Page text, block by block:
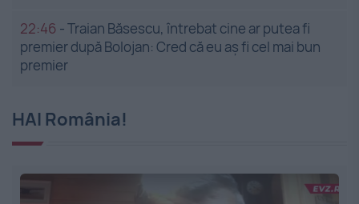
22:46 -Traian Băsescu, întrebat cine ar putea fi
premier după Bolojan: Cred că eu aș fi cel mai bun
premier
HAI România!